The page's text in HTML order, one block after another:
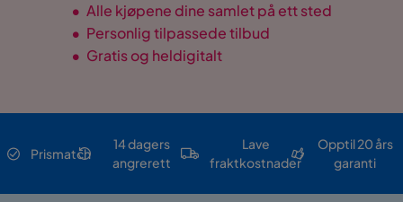
• Alle kjøpene dine samlet på ett sted
• Personlig tilpassede tilbud
• Gratis og heldigitalt
Prismatch
14 dagers
angrerett
Lave
fraktkostnader
Opptil 20 års
garanti